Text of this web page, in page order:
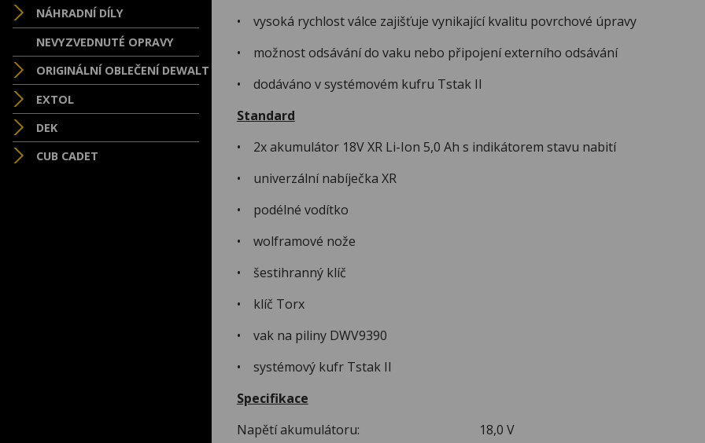
NÁHRADNÍ DÍLY
NEVYZVEDNUTÉ OPRAVY
ORIGINÁLNÍ OBLEČENÍ DEWALT
EXTOL
DEK
CUB CADET
• vysoká rychlost válce zajišťuje vynikající kvalitu povrchové úpravy
• možnost odsávání do vaku nebo připojení externího odsávání
• dodáváno v systémovém kufru Tstak II
Standard
• 2x akumulátor 18V XR Li-Ion 5,0 Ah s indikátorem stavu nabití
• univerzální nabíječka XR
• podélné vodítko
• wolframové nože
• šestihranný klíč
• klíč Torx
• vak na piliny DWV9390
• systémový kufr Tstak II
Specifikace
Napětí akumulátoru: 18,0 V